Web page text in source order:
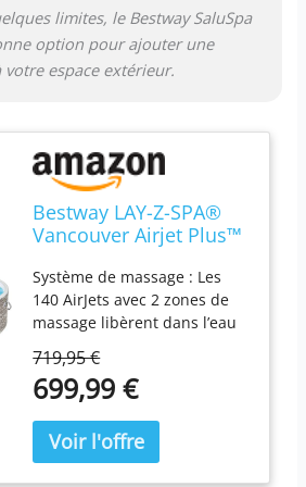
limites, le Bestway SaluSpa
option pour ajouter une
espace extérieur.
Bestway LAY-Z-SPA®
Vancouver Airjet Plus™
personnes
Système de massage : Les
140 AirJets avec 2 zones de
massage libèrent dans l’eau
enveloppe d’un bain
bouillonnant et apaisant :
relaxation. Technologies : Le
matériau DuraPlus est
soumis à des tests de
719,95 €
699,99 €